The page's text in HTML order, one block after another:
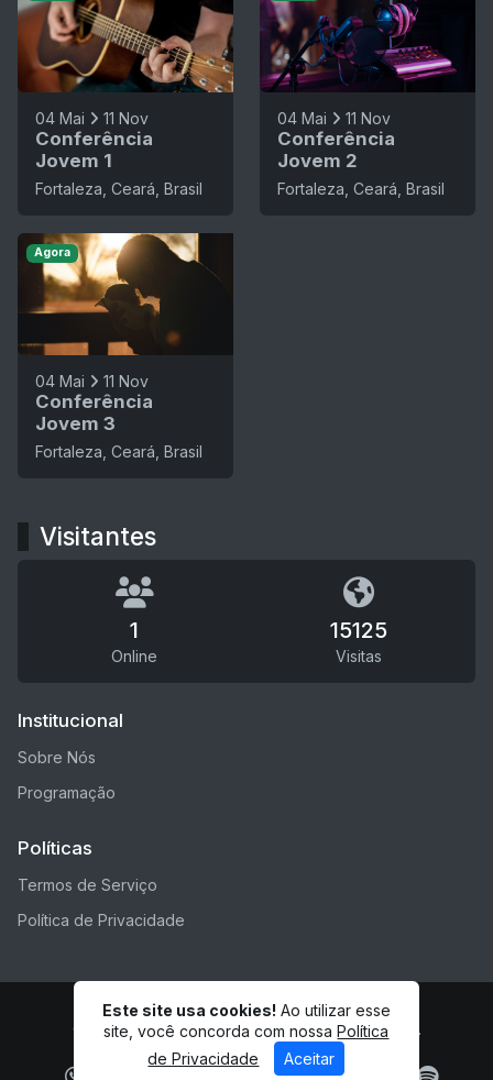
04 Mai 11 Nov
Conferência
Jovem 1
Fortaleza, Ceará, Brasil
04 Mai 11 Nov
Conferência
Jovem 2
Fortaleza, Ceará, Brasil
04 Mai 11 Nov
Conferência
Jovem 3
Fortaleza, Ceará, Brasil
Agora
Visitantes
1
Online
15125
Visitas
Institucional
Sobre Nós
Programação
Políticas
Termos de Serviço
Política de Privacidade
© SITE RÁDIO 2 - Todos os direitos reservados.
Este site usa cookies! Ao utilizar esse
site, você concorda com nossaPolítica
de Privacidade
Aceitar